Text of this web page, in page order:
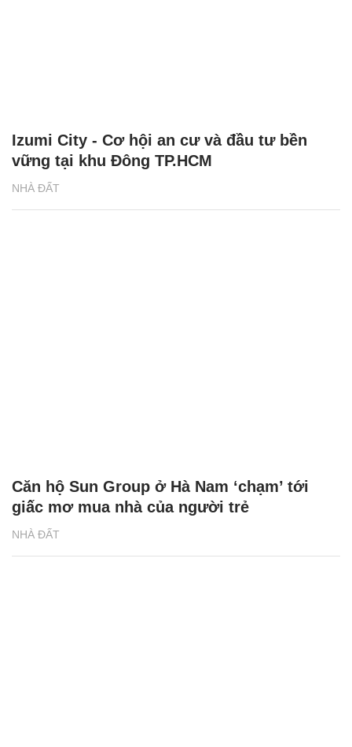
NHÀ ĐẤT
Izumi City - Cơ hội an cư và đầu tư bền
vững tại khu Đông TP.HCM
NHÀ ĐẤT
Căn hộ Sun Group ở Hà Nam ‘chạm’ tới
giấc mơ mua nhà của người trẻ